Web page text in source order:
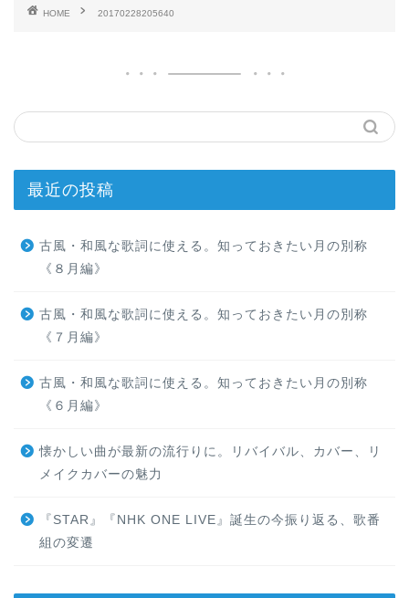
HOME 20170228205640
最近の投稿
古風・和風な歌詞に使える。知っておきたい月の別称
《８月編》
古風・和風な歌詞に使える。知っておきたい月の別称
《７月編》
古風・和風な歌詞に使える。知っておきたい月の別称
《６月編》
懐かしい曲が最新の流行りに。リバイバル、カバー、リ
メイクカバーの魅力
『STAR』『NHK ONE LIVE』誕生の今振り返る、歌番
組の変遷